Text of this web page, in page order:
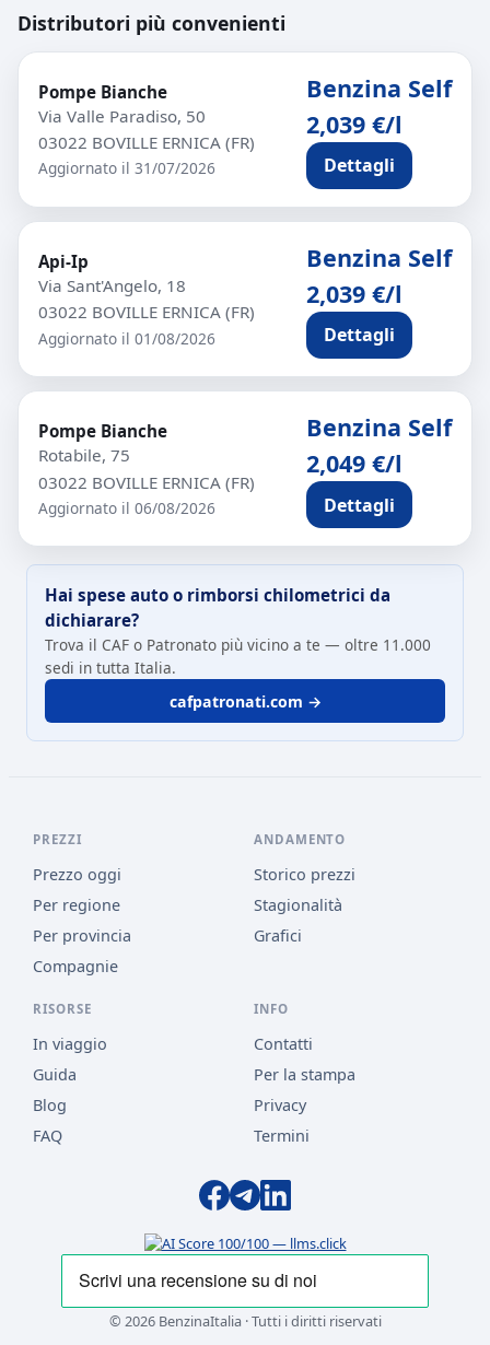
Distributori più convenienti
Pompe Bianche
Via Valle Paradiso, 50
03022 BOVILLE ERNICA (FR)
Aggiornato il 31/07/2026
Benzina Self
2,039 €/l
Dettagli
Api-Ip
Via Sant'Angelo, 18
03022 BOVILLE ERNICA (FR)
Aggiornato il 01/08/2026
Benzina Self
2,039 €/l
Dettagli
Pompe Bianche
Rotabile, 75
03022 BOVILLE ERNICA (FR)
Aggiornato il 06/08/2026
Benzina Self
2,049 €/l
Dettagli
Hai spese auto o rimborsi chilometrici da
dichiarare?
Trova il CAF o Patronato più vicino a te — oltre 11.000
sedi in tutta Italia.
cafpatronati.com →
PREZZI
Prezzo oggi
Per regione
Per provincia
Compagnie
ANDAMENTO
Storico prezzi
Stagionalità
Grafici
RISORSE
In viaggio
Guida
Blog
FAQ
INFO
Contatti
Per la stampa
Privacy
Termini
© 2026 BenzinaItalia · Tutti i diritti riservati